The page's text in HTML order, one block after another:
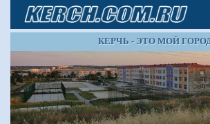
КЕРЧЬ - ЭТО МОЙ